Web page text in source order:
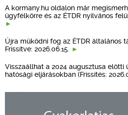
A kormany.hu oldalon már
ügyfélkörre és az ÉTDR nyilvános
Újra működni fog az ÉTDR általános
Frissítve: 2026.06.15.
Visszaállhat a 2024 augusztusa
hatósági eljárásokban (Frissítés: